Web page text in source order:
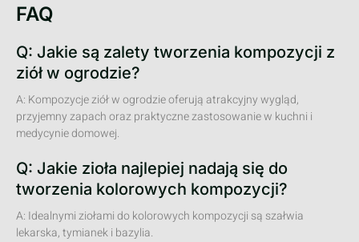
FAQ
Q: Jakie są zalety tworzenia kompozycji z
ziół w ogrodzie?
A: Kompozycje ziół w ogrodzie oferują atrakcyjny wygląd,
przyjemny zapach oraz praktyczne zastosowanie w kuchni i
medycynie domowej.
Q: Jakie zioła najlepiej nadają się do
tworzenia kolorowych kompozycji?
A: Idealnymi ziołami do kolorowych kompozycji są szałwia
lekarska, tymianek i bazylia.